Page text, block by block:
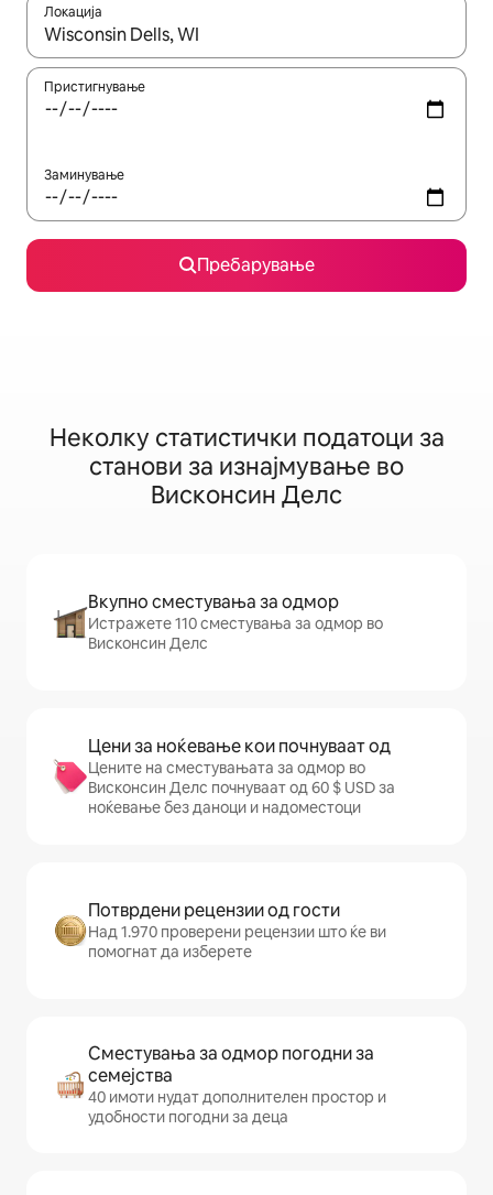
Локација
Кога резултатите се достапни, движете се со копчињата
Пристигнување
Заминување
Пребарување
Неколку статистички податоци за
станови за изнајмување во
Висконсин Делс
Вкупно сместувања за одмор
Истражете 110 сместувања за одмор во
Висконсин Делс
Цени за ноќевање кои почнуваат од
Цените на сместувањата за одмор во
Висконсин Делс почнуваат од 60 $ USD за
ноќевање без даноци и надоместоци
Потврдени рецензии од гости
Над 1.970 проверени рецензии што ќе ви
помогнат да изберете
Сместувања за одмор погодни за
семејства
40 имоти нудат дополнителен простор и
удобности погодни за деца